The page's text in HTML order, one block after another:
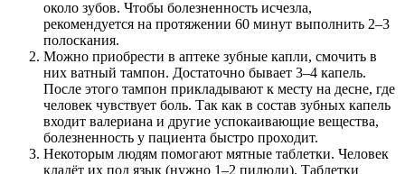
около зубов. Чтобы болезненность исчезла,
рекомендуется на протяжении 60 минут выполнить 2–3
полоскания.
Можно приобрести в аптеке зубные капли, смочить в
них ватный тампон. Достаточно бывает 3–4 капель.
После этого тампон прикладывают к месту на десне, где
человек чувствует боль. Так как в состав зубных капель
входит валериана и другие успокаивающие вещества,
болезненность у пациента быстро проходит.
Некоторым людям помогают мятные таблетки. Человек
кладёт их под язык (нужно 1–2 пилюли). Таблетки